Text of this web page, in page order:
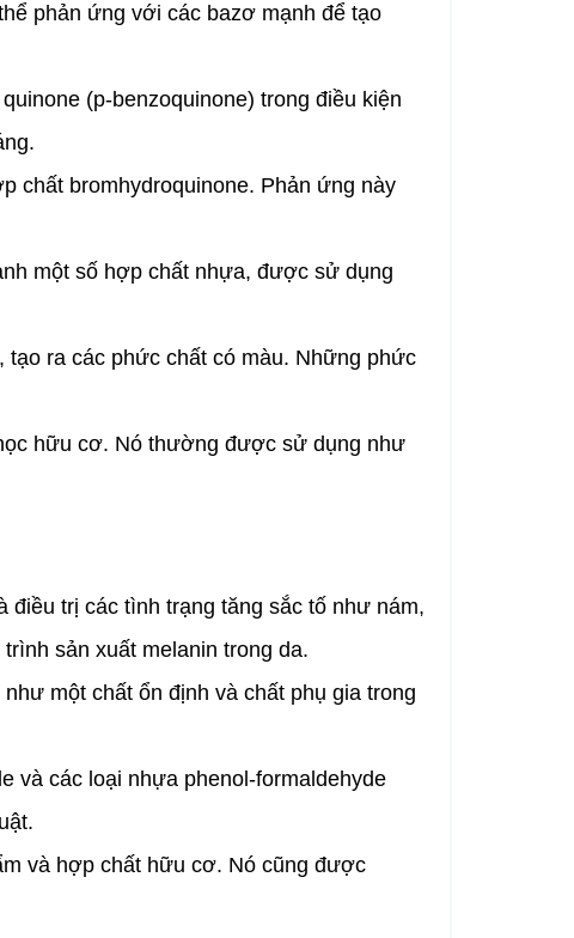
phản ứng với các bazơ mạnh để tạo
(p-benzoquinone) trong điều kiện
chất bromhydroquinone. Phản ứng này
một số hợp chất nhựa, được sử dụng
ra các phức chất có màu. Những phức
hữu cơ. Nó thường được sử dụng như
trị các tình trạng tăng sắc tố như nám,
sản xuất melanin trong da.
một chất ổn định và chất phụ gia trong
và các loại nhựa phenol-formaldehyde
và hợp chất hữu cơ. Nó cũng được